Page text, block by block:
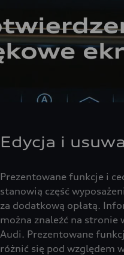
Edycja i
Prezentowane funkcje i
stanowią część
za dodatkową opłatą.
można znaleźć na
Audi. Prezentowane
różnić się pod względem